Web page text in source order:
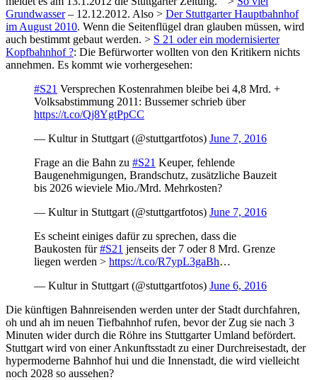
Grundwasser– 12.12.2012. Also > Der Stuttgarter Hauptbahnhof
im August 2010. Wenn die Seitenflügel dran glauben müssen, wird
auch bestimmt gebaut werden. > S 21 oder ein modernisierter
Kopfbahnhof ?: Die Befürworter wollten von den Kritikern nichts
annehmen. Es kommt wie vorhergesehen:
#S21 Versprechen Kostenrahmen bleibe bei 4,8 Mrd. +
Volksabstimmung 2011: Bussemer schrieb über
https://t.co/Qj8YgtPpCC
— Kultur in Stuttgart (@stuttgartfotos) June 7, 2016
Frage an die Bahn zu #S21 Keuper, fehlende
Baugenehmigungen, Brandschutz, zusätzliche Bauzeit
bis 2026 wieviele Mio./Mrd. Mehrkosten?
— Kultur in Stuttgart (@stuttgartfotos) June 7, 2016
Es scheint einiges dafür zu sprechen, dass die
Baukosten für#S21 jenseits der 7 oder 8 Mrd. Grenze
liegen werden > https://t.co/R7ypL3gaBh…
— Kultur in Stuttgart (@stuttgartfotos) June 6, 2016
Die künftigen Bahnreisenden werden unter der Stadt durchfahren,
oh und ah im neuen Tiefbahnhof rufen, bevor der Zug sie nach 3
Minuten wider durch die Röhre ins Stuttgarter Umland befördert.
Stuttgart wird von einer Ankunftsstadt zu einer Durchreisestadt, der
hypermoderne Bahnhof hui und die Innenstadt, die wird vielleicht
noch 2028 so aussehen?